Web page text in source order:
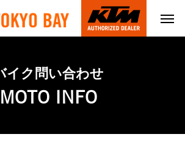
イク問い合わせ
MOTO INFO